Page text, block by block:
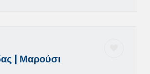
| Μαρούσι